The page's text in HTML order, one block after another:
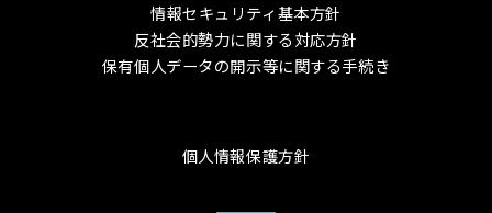
情報セキュリティ基本方針
反社会的勢力に関する対応方針
保有個人データの開示等に関する手続き
個人情報保護方針